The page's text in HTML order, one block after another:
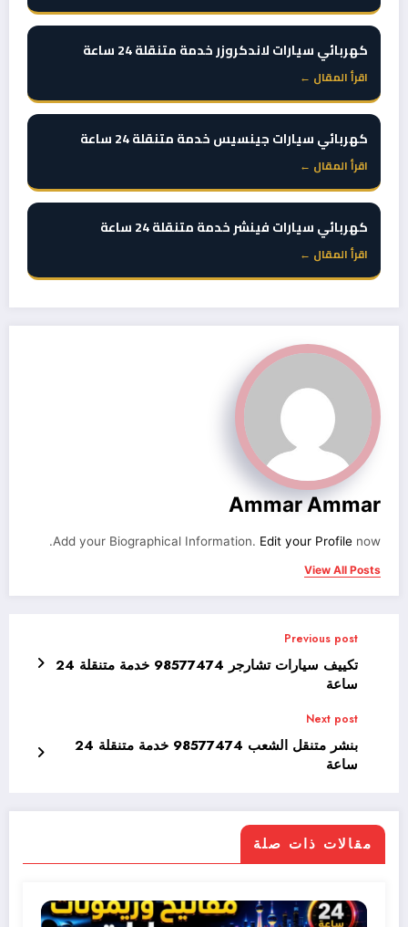
كهربائي سيارات لاندكروزر خدمة متنقلة 24 ساعة
اقرأ المقال ←
كهربائي سيارات جينسيس خدمة متنقلة 24 ساعة
اقرأ المقال ←
كهربائي سيارات فينشر خدمة متنقلة 24 ساعة
اقرأ المقال ←
Ammar Ammar
Add your Biographical Information. Edit your Profile now.
View All Posts
Previous post
تكييف سيارات تشارجر 98577474 خدمة متنقلة 24
ساعة
Next post
بنشر متنقل الشعب 98577474 خدمة متنقلة 24
ساعة
مقالات ذات صلة